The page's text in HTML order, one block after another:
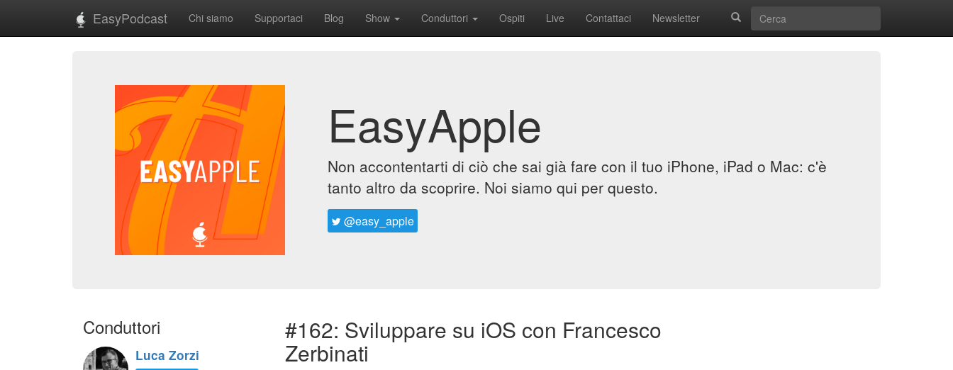
EasyPodcast Chi siamo Supportaci Blog Show Conduttori Ospiti Live Contattaci Newsletter
EasyApple
Non accontentarti di ciò che sai già fare con il tuo iPhone, iPad o Mac: c'è
tanto altro da scoprire. Noi siamo qui per questo.
@easy_apple
Conduttori
Luca Zorzi
#162: Sviluppare su iOS con Francesco
Zerbinati